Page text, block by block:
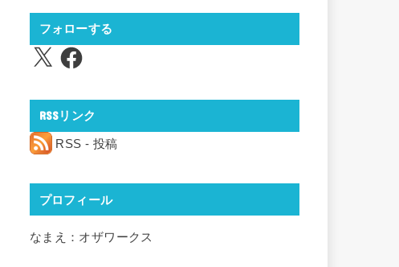
フォローする
X Facebook
RSSリンク
RSS - 投稿
プロフィール
なまえ：オザワークス